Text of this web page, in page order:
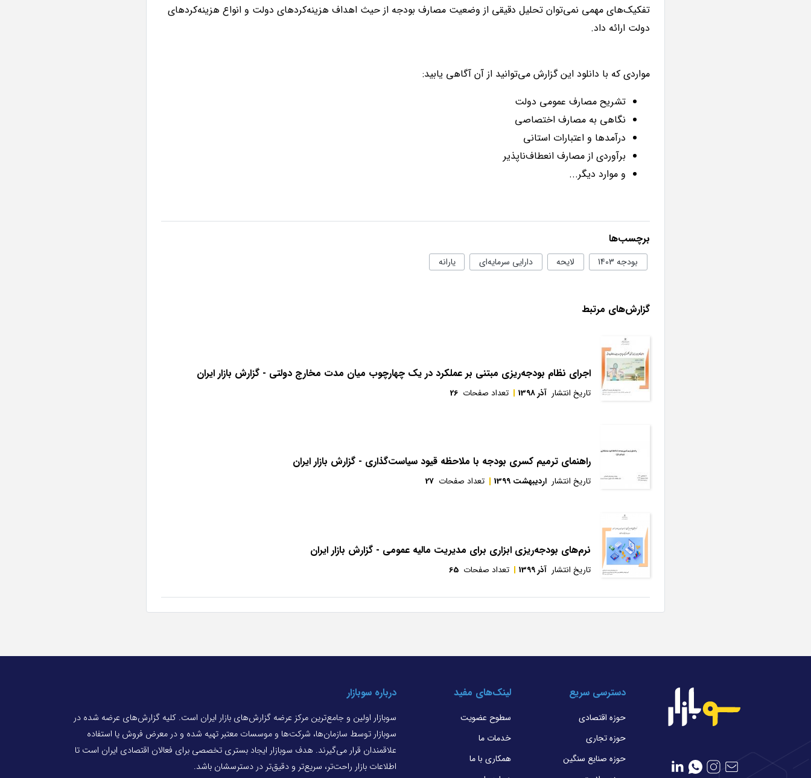
تفکیک‌های مهمی نمی‌توان تحلیل دقیقی از وضعیت مصارف بودجه از حیث اهداف هزینه‌کردهای دولت و انواع هزینه‌کردهای
دولت ارائه داد.
مواردی که با دانلود این گزارش می‌توانید از آن آگاهی یابید:
تشریح مصارف عمومی دولت
نگاهی به مصارف اختصاصی
درآمدها و اعتبارات استانی
برآوردی از مصارف انعطاف‌ناپذیر
و موارد دیگر...
برچسب‌ها
بودجه 1403 لایحه دارایی سرمایه‌ای یارانه
گزارش‌های مرتبط
اجرای نظام بودجه‌ریزی مبتنی بر عملکرد در یک چهارچوب میان مدت مخارج دولتی - گزارش بازار ایران
تاریخ انتشار آذر 1398 تعداد صفحات 26
راهنمای ترمیم کسری بودجه با ملاحظه قیود سیاست‌گذاری - گزارش بازار ایران
تاریخ انتشار اردیبهشت 1399 تعداد صفحات 27
نرم‌های بودجه‌ریزی ابزاری برای مدیریت مالیه عمومی - گزارش بازار ایران
تاریخ انتشار آذر 1399 تعداد صفحات 65
دسترسی سریع
حوزه اقتصادی
حوزه تجاری
حوزه صنایع سنگین
لینک‌های مفید
سطوح عضویت
خدمات ما
همکاری با ما
درباره سوبازار
سوبازار اولین و جامع‌ترین مرکز عرضه گزارش‌های بازار ایران است. کلیه گزارش‌های عرضه شده در
سوبازار توسط سازمان‌ها، شرکت‌ها و موسسات معتبر تهیه شده و در معرض فروش یا استفاده
علاقمندان قرار می‌گیرند. هدف سوبازار ایجاد بستری تخصصی برای فعالان اقتصادی ایران است تا
اطلاعات بازار راحت‌تر، سریع‌تر و دقیق‌تر در دسترسشان باشد.